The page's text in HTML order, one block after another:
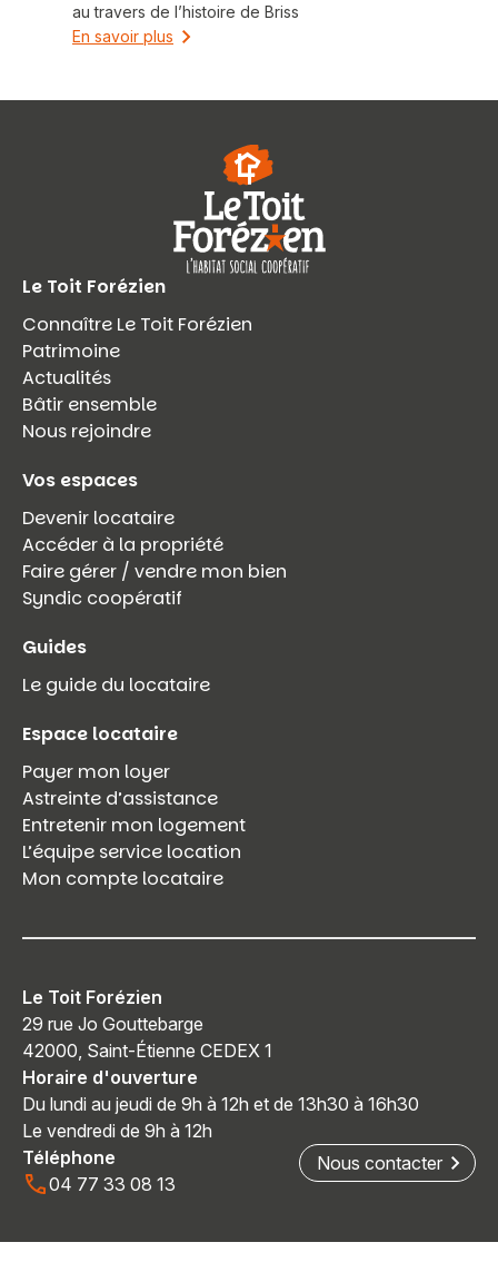
au travers de l’histoire de Briss
En savoir plus
Le Toit Forézien
Connaître Le Toit Forézien
Patrimoine
Actualités
Bâtir ensemble
Nous rejoindre
Vos espaces
Devenir locataire
Accéder à la propriété
Faire gérer / vendre mon bien
Syndic coopératif
Guides
Le guide du locataire
Espace locataire
Payer mon loyer
Astreinte d’assistance
Entretenir mon logement
L’équipe service location
Mon compte locataire
Le Toit Forézien
29 rue Jo Gouttebarge
42000, Saint-Étienne CEDEX 1
Horaire d'ouverture
Du lundi au jeudi de 9h à 12h et de 13h30 à 16h30
Le vendredi de 9h à 12h
Téléphone
04 77 33 08 13
Nous contacter